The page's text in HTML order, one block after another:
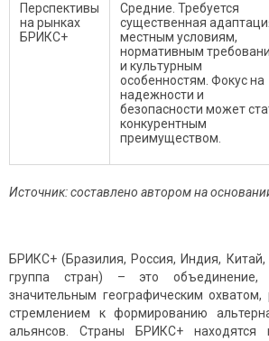
Перспективы
на рынках
БРИКС+
Средние. Требуется
существенная
местным условиям,
нормативным
и культурным
особенностям. Фокус на
надежности и
безопасности может
конкурентным
преимуществом.
Источник: составлено автором на
БРИКС+ (Бразилия, Россия, Индия,
группа стран) – это объединение,
значительным географическим
стремлением к формированию
альянсов. Страны БРИКС+ находятся